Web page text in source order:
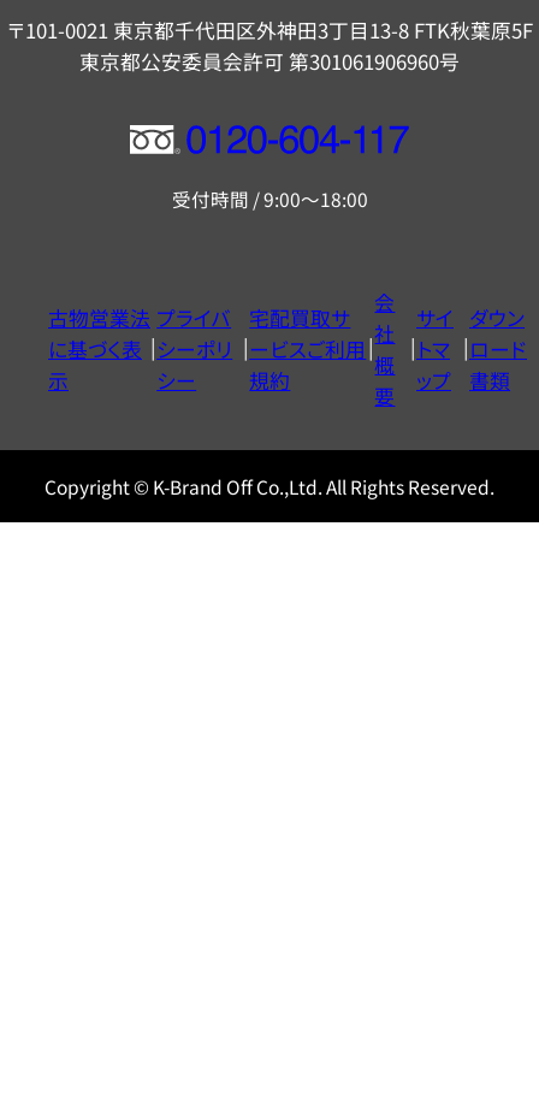
〒101-0021 東京都千代田区外神田3丁目13-8 FTK秋葉原5F
東京都公安委員会許可 第301061906960号
フ
ー
ヤ
ル
0120604117
受付時間 / 9:00～18:00
古物営業法
に基づく表
示
プライバ
シーポリ
シー
宅配買取サ
ービスご利用
規約
会
社
概
要
サイ
トマ
ップ
ダウン
ロード
書類
Copyright © K-Brand Off Co.,Ltd. All Rights Reserved.